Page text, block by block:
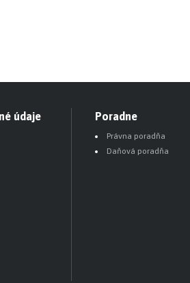
údaje Poradne
Právna poradňa
Daňová poradňa